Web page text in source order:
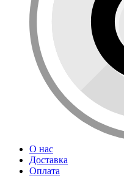
О нас
Доставка
Оплата